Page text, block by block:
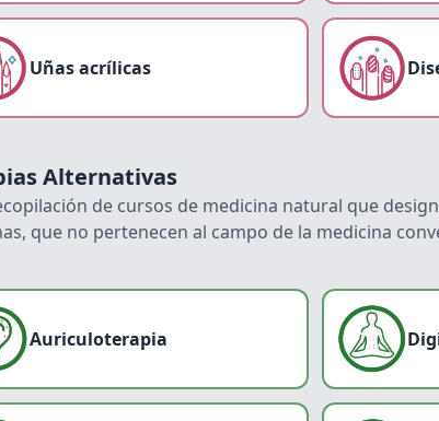
Uñas acrílicas
Alternativas
de cursos de medicina natural que
que no pertenecen al campo de la medicina
Auriculoterapia